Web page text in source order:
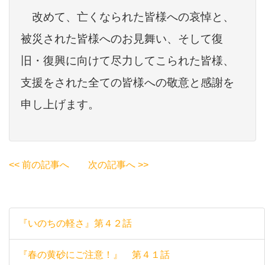
改めて、亡くなられた皆様への哀悼と、
被災された皆様へのお見舞い、そして復
旧・復興に向けて尽力してこられた皆様、
支援をされた全ての皆様への敬意と感謝を
申し上げます。
<< 前の記事へ 次の記事へ >>
『いのちの軽さ』第４２話
『春の黄砂にご注意！』 第４１話